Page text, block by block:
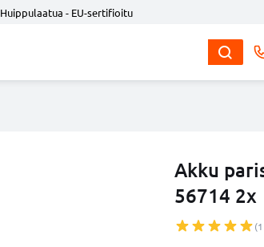
Huippulaatua - EU-sertifioitu
Akku
56714 2x